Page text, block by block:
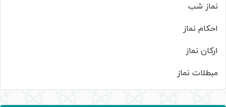
نماز شب
احکام نماز
ارکان نماز
مبطلات نماز